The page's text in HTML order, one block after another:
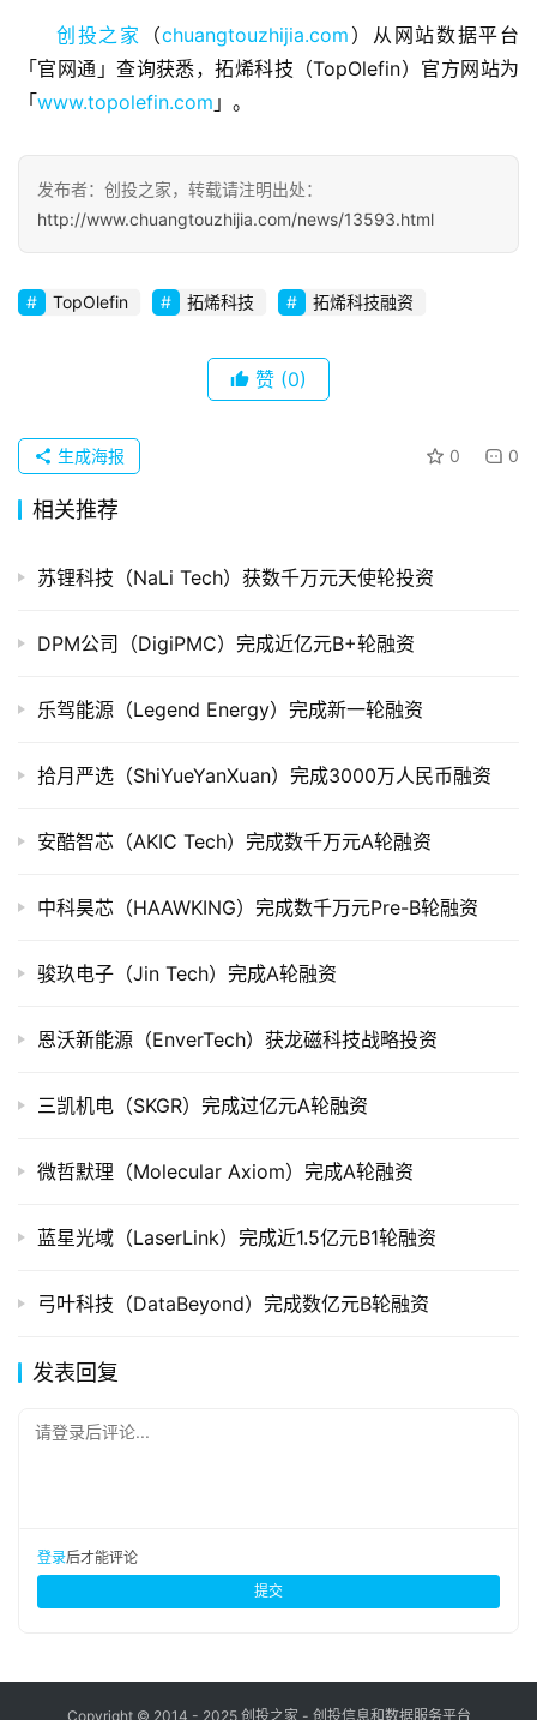
业
观
察
初
创
并
购
组
公
市
创
数
业
院
登录
创投之家 （chuangtouzhijia.com ）从网站数据平台
「官网通」查询获悉，拓烯科技（TopOlefin）官方网站为
「www.topolefin.com 」。
发布者：创投之家，转载请注明出处：
http://www.chuangtouzhijia.com/news/13593.html
TopOlefin 拓烯科技 拓烯科技融资
赞 (0)
0 0
生成海报
相关推荐
苏锂科技（NaLi Tech）获数千万元天使轮投资
DPM公司（DigiPMC）完成近亿元B+轮融资
乐驾能源（Legend Energy）完成新一轮融资
拾月严选（ShiYueYanXuan）完成3000万人民币融资
安酷智芯（AKIC Tech）完成数千万元A轮融资
中科昊芯（HAAWKING）完成数千万元Pre-B轮融资
骏玖电子（Jin Tech）完成A轮融资
恩沃新能源（EnverTech）获龙磁科技战略投资
三凯机电（SKGR）完成过亿元A轮融资
微哲默理（Molecular Axiom）完成A轮融资
蓝星光域（LaserLink）完成近1.5亿元B1轮融资
弓叶科技（DataBeyond）完成数亿元B轮融资
发表回复
请登录后评论...
登录后才能评论
提交
Copyright © 2014 - 2025 创投之家 - 创投信息和数据服务平台